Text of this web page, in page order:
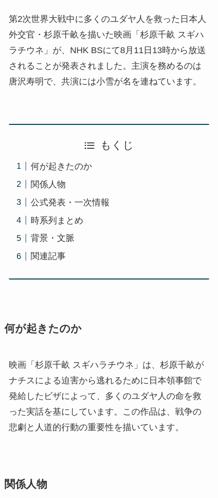
第2次世界大戦中に多くのユダヤ人を救った日本人
外交官・杉原千畝を描いた映画「杉原千畝 スギハ
ラチウネ」が、NHK BSにて8月11日13時から放送
されることが発表されました。主演を務めるのは
唐沢寿明で、共演には小雪が名を連ねています。
もくじ
何が起きたのか
関係人物
公式発表・一次情報
時系列まとめ
背景・文脈
関連記事
何が起きたのか
映画「杉原千畝 スギハラチウネ」は、杉原千畝が
ナチスによる迫害から逃れるために日本領事館で
発給したビザによって、多くのユダヤ人の命を救
った実話を基にしています。この作品は、戦争の
悲劇と人道的行動の重要性を描いています。
関係人物